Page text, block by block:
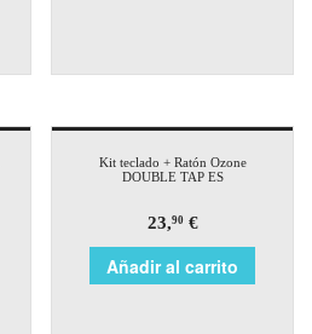
Kit teclado + Ratón Ozone
DOUBLE TAP ES
23,90€
Añadir al carrito